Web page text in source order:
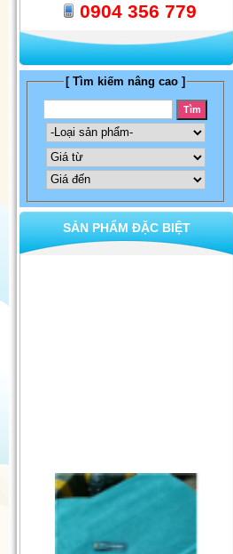
0904 356 779
[ Tìm kiếm nâng cao ]
SẢN PHẨM ĐẶC BIỆT